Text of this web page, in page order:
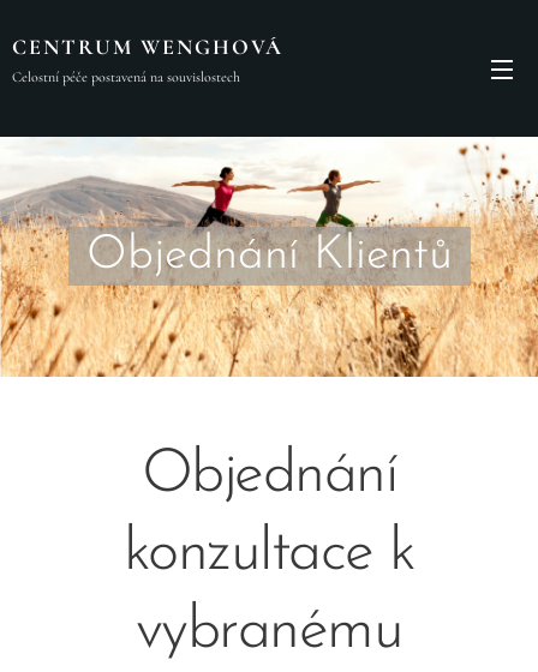
CENTRUM WENGHOVÁ
Celostní péče postavená na souvislostech
Objednání Klientů
Objednání
konzultace k
vybranému